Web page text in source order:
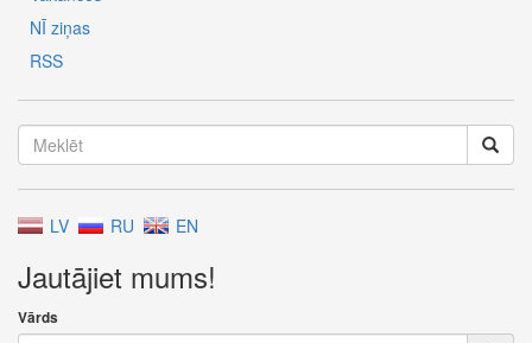
NĪ ziņas
RSS
LV RU EN
Jautājiet mums!
Vārds